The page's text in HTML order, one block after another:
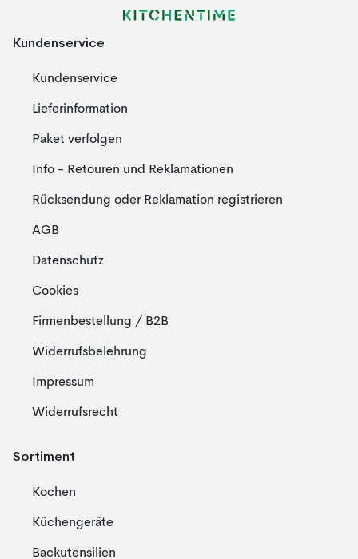
Kundenservice
Kundenservice
Lieferinformation
Paket verfolgen
Info - Retouren und Reklamationen
Rücksendung oder Reklamation registrieren
AGB
Datenschutz
Cookies
Firmenbestellung / B2B
Widerrufsbelehrung
Impressum
Widerrufsrecht
Sortiment
Kochen
Küchengeräte
Backutensilien